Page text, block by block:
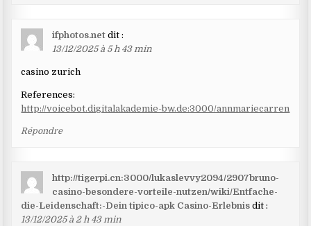
ifphotos.net dit :
13/12/2025 à 5 h 43 min
casino zurich
References:
http://voicebot.digitalakademie-bw.de:3000/annmariecarren
Répondre
http://tigerpi.cn:3000/lukaslevvy2094/2907bruno-
casino-besondere-vorteile-nutzen/wiki/Entfache-
die-Leidenschaft:-Dein tipico-apk Casino-Erlebnis dit :
13/12/2025 à 2 h 43 min